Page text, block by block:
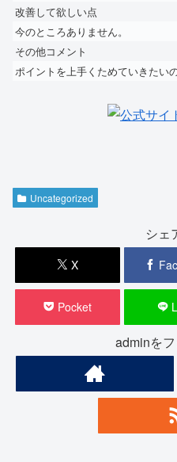
改善して欲しい点
今のところありません。
その他コメント
ポイントを上手くためていきたい
Uncategorized
シェ
X
Pocket
adminを